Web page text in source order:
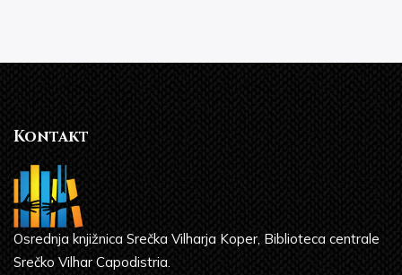
Kontakt
Osrednja knjižnica Srečka Vilharja Koper, Biblioteca centrale
Srečko Vilhar Capodistria.